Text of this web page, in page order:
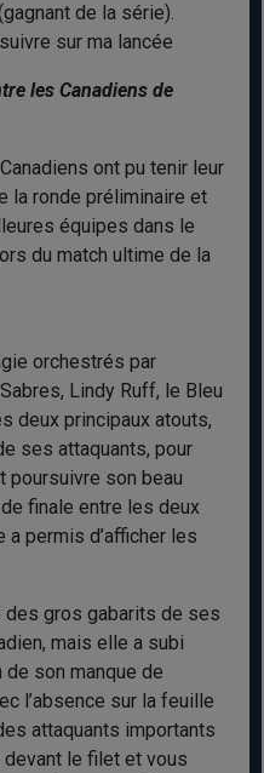
de la série).
sur ma lancée
les Canadiens de
ont pu tenir leur
la ronde préliminaire et
équipes dans le
du match ultime de la
orchestrés par
Lindy Ruff, le Bleu
deux principaux atouts,
ses attaquants, pour
poursuivre son beau
finale entre les deux
permis d’afficher les
des gros gabarits de ses
mais elle a subi
son manque de
l’absence sur la feuille
attaquants importants
le filet et vous